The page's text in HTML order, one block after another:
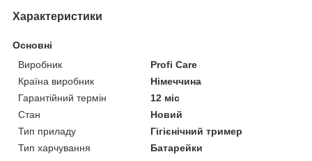
Характеристики
Основні
Виробник
Profi Care
Країна виробник
Німеччина
Гарантійний термін
12 міс
Стан
Новий
Тип приладу
Гігієнічний тример
Тип харчування
Батарейки